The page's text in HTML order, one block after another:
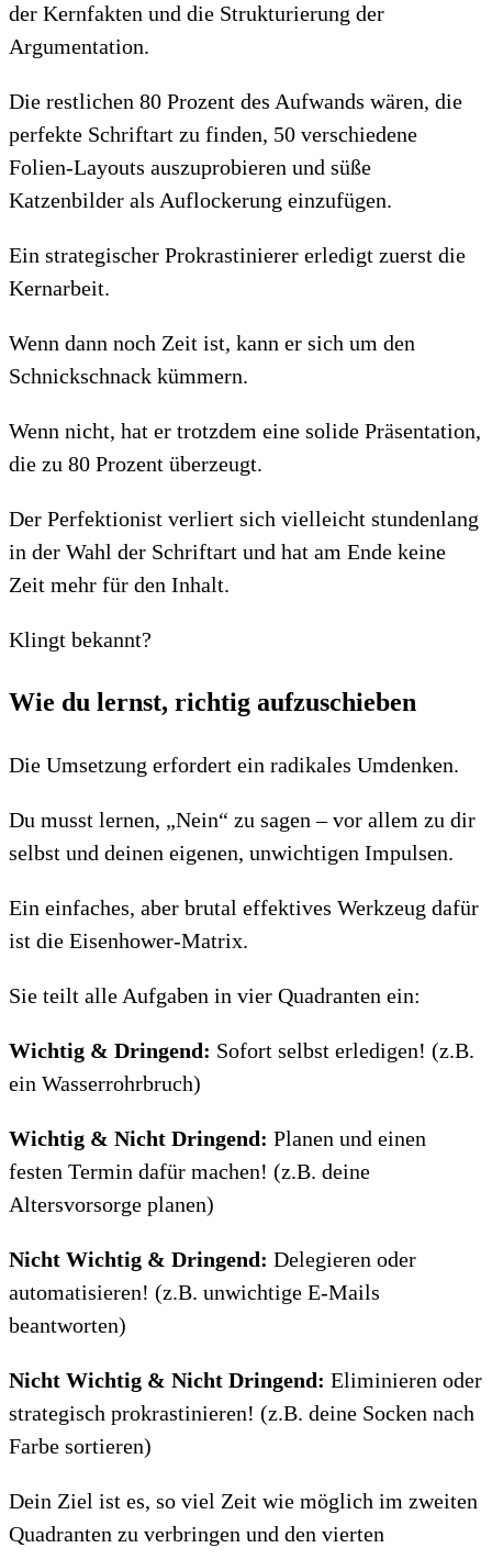
der Kernfakten und die Strukturierung der
Argumentation.
Die restlichen 80 Prozent des Aufwands wären, die
perfekte Schriftart zu finden, 50 verschiedene
Folien-Layouts auszuprobieren und süße
Katzenbilder als Auflockerung einzufügen.
Ein strategischer Prokrastinierer erledigt zuerst die
Kernarbeit.
Wenn dann noch Zeit ist, kann er sich um den
Schnickschnack kümmern.
Wenn nicht, hat er trotzdem eine solide Präsentation,
die zu 80 Prozent überzeugt.
Der Perfektionist verliert sich vielleicht stundenlang
in der Wahl der Schriftart und hat am Ende keine
Zeit mehr für den Inhalt.
Klingt bekannt?
Wie du lernst, richtig aufzuschieben
Die Umsetzung erfordert ein radikales Umdenken.
Du musst lernen, „Nein“ zu sagen – vor allem zu dir
selbst und deinen eigenen, unwichtigen Impulsen.
Ein einfaches, aber brutal effektives Werkzeug dafür
ist die Eisenhower-Matrix.
Sie teilt alle Aufgaben in vier Quadranten ein:
Wichtig & Dringend: Sofort selbst erledigen! (z.B.
ein Wasserrohrbruch)
Wichtig & Nicht Dringend: Planen und einen
festen Termin dafür machen! (z.B. deine
Altersvorsorge planen)
Nicht Wichtig & Dringend: Delegieren oder
automatisieren! (z.B. unwichtige E-Mails
beantworten)
Nicht Wichtig & Nicht Dringend: Eliminieren oder
strategisch prokrastinieren! (z.B. deine Socken nach
Farbe sortieren)
Dein Ziel ist es, so viel Zeit wie möglich im zweiten
Quadranten zu verbringen und den vierten